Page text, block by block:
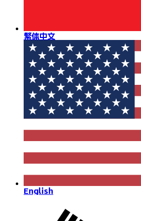
繁体中文
English